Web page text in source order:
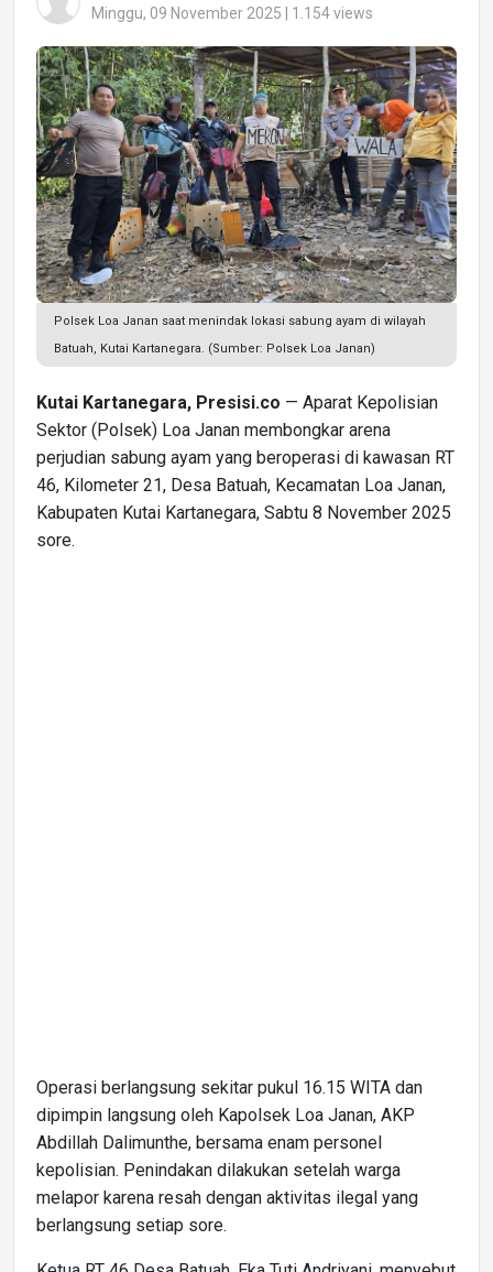
Minggu, 09 November 2025 | 1.154 views
Polsek Loa Janan saat menindak lokasi sabung ayam di wilayah
Batuah, Kutai Kartanegara. (Sumber: Polsek Loa Janan)
Kutai Kartanegara, Presisi.co — Aparat Kepolisian
Sektor (Polsek) Loa Janan membongkar arena
perjudian sabung ayam yang beroperasi di kawasan RT
46, Kilometer 21, Desa Batuah, Kecamatan Loa Janan,
Kabupaten Kutai Kartanegara, Sabtu 8 November 2025
sore.
Operasi berlangsung sekitar pukul 16.15 WITA dan
dipimpin langsung oleh Kapolsek Loa Janan, AKP
Abdillah Dalimunthe, bersama enam personel
kepolisian. Penindakan dilakukan setelah warga
melapor karena resah dengan aktivitas ilegal yang
berlangsung setiap sore.